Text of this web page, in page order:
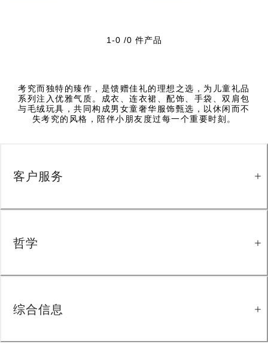
1-0 /0 件产品
考究而独特的臻作，是馈赠佳礼的理想之选，为儿童礼品
系列注入优雅气质。成衣、连衣裙、配饰、手袋、双肩包
与毛绒玩具，共同构成男女童奢华服饰甄选，以休闲而不
失考究的风格，陪伴小朋友度过每一个重要时刻。
客户服务
哲学
综合信息